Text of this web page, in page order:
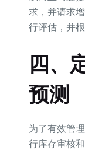
求，并请求
行评估，并
四、
预测
为了有效管
行库存审核